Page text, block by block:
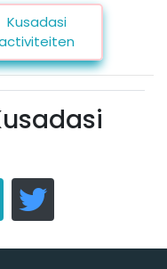
Kusadasi